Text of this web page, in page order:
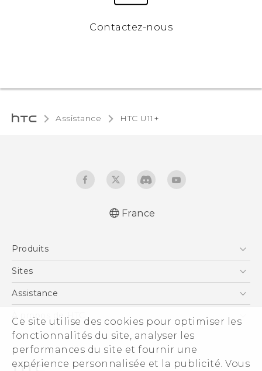
Ce site utilise des cookies pour optimiser les
fonctionnalités du site, analyser les
performances du site et fournir une
expérience personnalisée et la publicité. Vous
Contactez-nous
Assistance HTC U11+‎
réglementation
English - Safety and regulatory guide
France
Produits
Smartphones
Vive
Accessoires
Sites
HTC Vive
HTC Pro
Assistance
eCommerce Support
À propos de HTC
ESG
Informations sur la société